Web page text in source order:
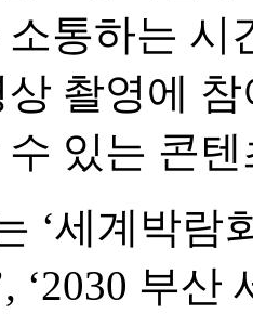
통하는 시
촬영에
있는 콘
‘세계박람
‘2030 부